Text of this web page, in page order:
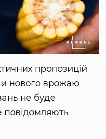
пропозицій
нового врожаю
не буде
повідомляють